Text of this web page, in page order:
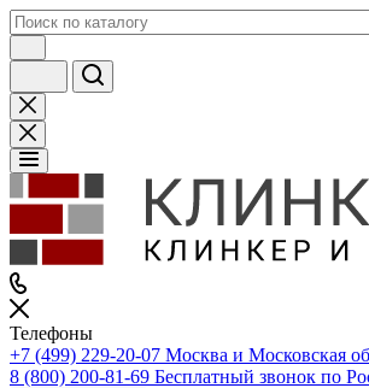
Телефоны
+7 (499) 229-20-07 Москва и Московская
8 (800) 200-81-69 Бесплатный звонок по